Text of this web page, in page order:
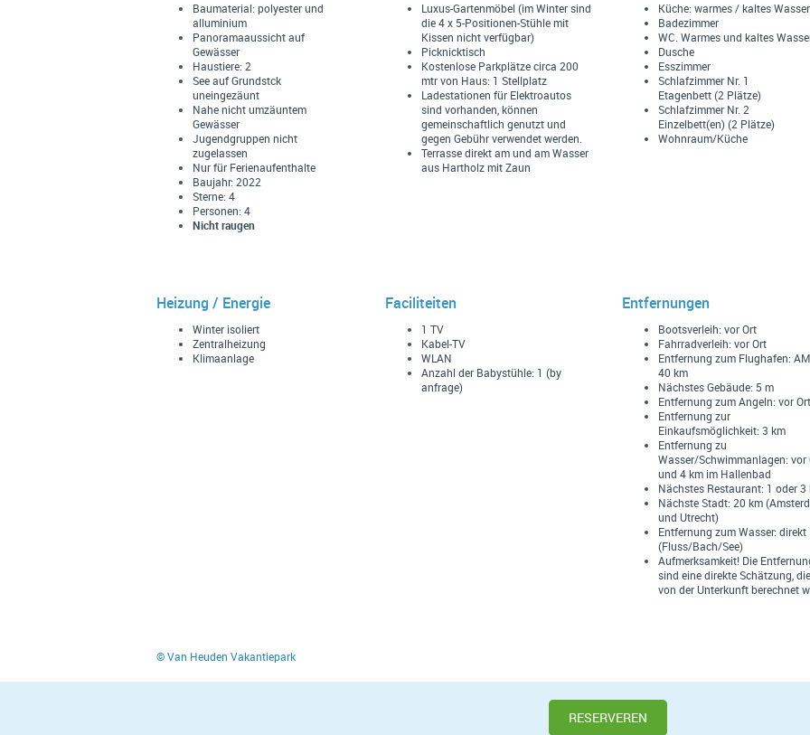
Baumaterial: polyester und
alluminium
Panoramaaussicht auf
Gewässer
Haustiere: 2
See auf Grundstck
uneingezäunt
Nahe nicht umzäuntem
Gewässer
Jugendgruppen nicht
zugelassen
Nur für Ferienaufenthalte
Baujahr: 2022
Sterne: 4
Personen: 4
Nicht raugen
Luxus-Gartenmöbel (im Winter sind
die 4 x 5-Positionen-Stühle mit
Kissen nicht verfügbar)
Picknicktisch
Kostenlose Parkplätze circa 200
mtr von Haus: 1 Stellplatz
Ladestationen für Elektroautos
sind vorhanden, können
gemeinschaftlich genutzt und
gegen Gebühr verwendet werden.
Terrasse direkt am und am Wasser
aus Hartholz mit Zaun
Küche: warmes / kaltes Wasser
Badezimmer
WC. Warmes und kaltes Wasser
Dusche
Esszimmer
Schlafzimmer Nr. 1
Etagenbett (2 Plätze)
Schlafzimmer Nr. 2
Einzelbett(en) (2 Plätze)
Wohnraum/Küche
Heizung / Energie
Winter isoliert
Zentralheizung
Klimaanlage
Faciliteiten
1 TV
Kabel-TV
WLAN
Anzahl der Babystühle: 1 (by
anfrage)
Entfernungen
Bootsverleih: vor Ort
Fahrradverleih: vor Ort
Entfernung zum Flughafen:
40 km
Nächstes Gebäude: 5 m
Entfernung zum Angeln: vor Ort
Entfernung zur
Einkaufsmöglichkeit: 3 km
Entfernung zu
Wasser/Schwimmanlagen: vor
und 4 km im Hallenbad
Nächstes Restaurant: 1 oder 3
Nächste Stadt: 20 km
und Utrecht)
Entfernung zum Wasser: direkt
(Fluss/Bach/See)
Aufmerksamkeit! Die
sind eine direkte Schätzung, die
von der Unterkunft berechnet
© Van Heuden Vakantiepark
RESERVEREN